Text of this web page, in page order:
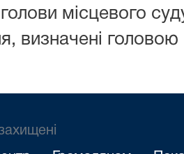
місцевого
визначені головою